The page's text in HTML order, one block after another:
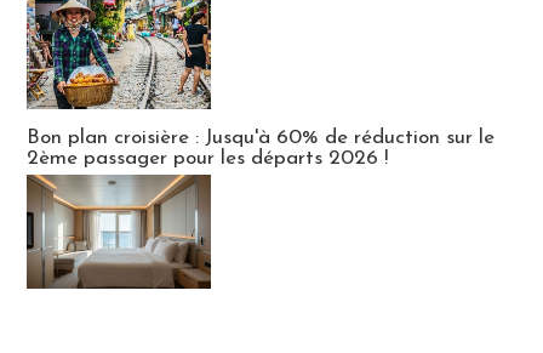
Bon plan croisière : Jusqu'à 60% de réduction sur le
2ème passager pour les départs 2026 !